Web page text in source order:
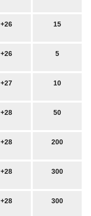
+26 15
+26 5
+27 10
+28 50
+28 200
+28 300
+28 300